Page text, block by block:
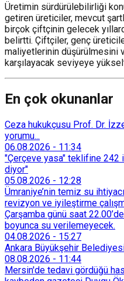
Üretimin sürdürülebilirliği
getiren üreticiler, mevcut
birçok çiftçinin gelecek
belirtti. Çiftçiler, genç
maliyetlerinin düşürülmesini
karşılayacak seviyeye
En çok okunanlar
Ceza hukukçusu Prof. Dr.
yorumu...
06.08.2026 - 11:34
"Çerçeve yasa" teklifine 242
diyor"
05.08.2026 - 12:28
Ümraniye’nin temiz su
revizyon ve iyileştirme
Çarşamba günü saat
boyunca su verilemeyecek.
04.08.2026 - 15:27
Ankara Büyükşehir
08.08.2026 - 11:44
Mersin'de tedavi gördüğü